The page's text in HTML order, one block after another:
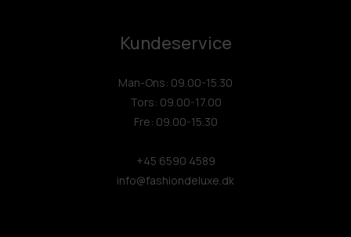
Kundeservice
Man-Ons: 09.00-15.30
Tors: 09.00-17.00
Fre: 09.00-15.30
+45 6590 4589
info@fashiondeluxe.dk